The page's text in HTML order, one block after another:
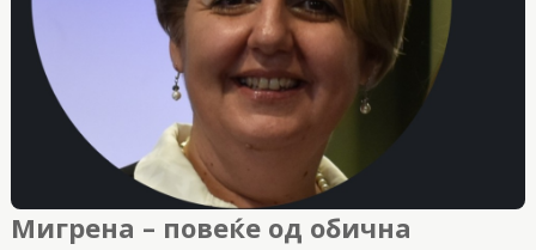
Мигрена – повеќе од обична